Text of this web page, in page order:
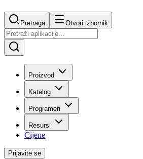
Pretraga Otvori izbornik
Proizvod
Katalog
Programeri
Resursi
Cijene
Prijavite se